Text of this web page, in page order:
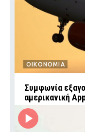
ΟΙΚΟΝΟΜΙΑ
Συμφωνία
αμερικανική